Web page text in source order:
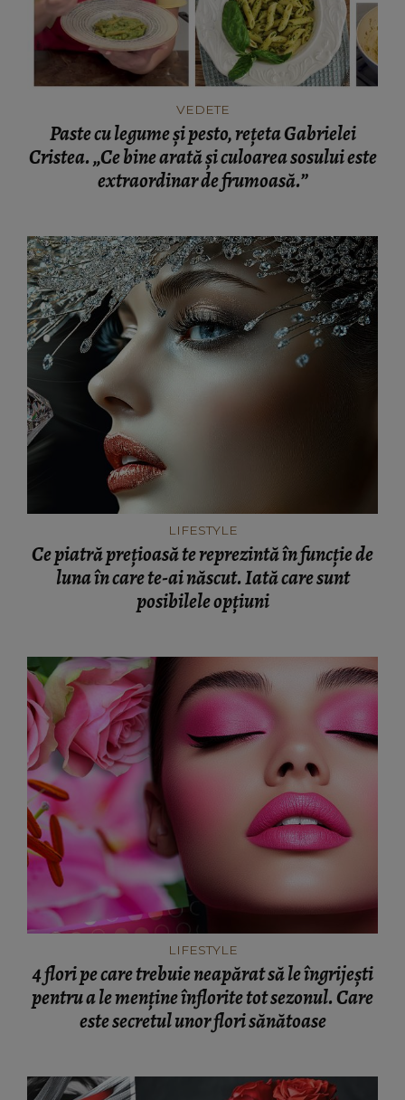
VEDETE
Paste cu legume și pesto, rețeta Gabrielei
Cristea. „Ce bine arată și culoarea sosului este
extraordinar de frumoasă.”
LIFESTYLE
Ce piatră prețioasă te reprezintă în funcție de
luna în care te-ai născut. Iată care sunt
posibilele opțiuni
LIFESTYLE
4 flori pe care trebuie neapărat să le îngrijești
pentru a le menține înflorite tot sezonul. Care
este secretul unor flori sănătoase